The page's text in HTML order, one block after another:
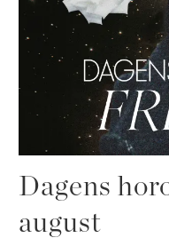
Dagens
august